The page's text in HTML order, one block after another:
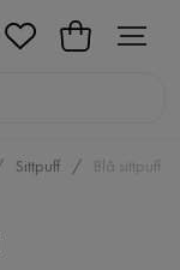
Sittpuff Blå sittpuff